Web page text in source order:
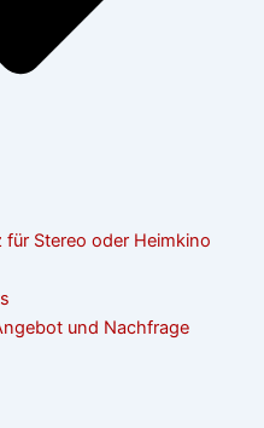
für Stereo oder Heimkino
und Nachfrage